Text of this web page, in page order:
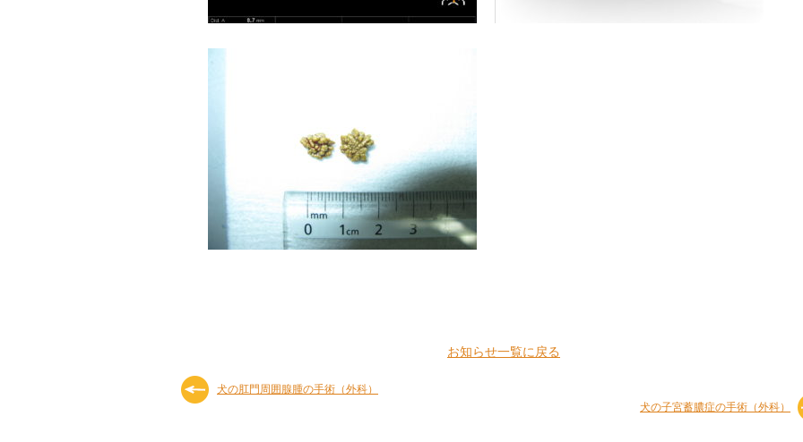
お知らせ一覧に戻る
犬の肛門周囲腺腫の手術（外科）
犬の子宮蓄膿症の手術（外科）